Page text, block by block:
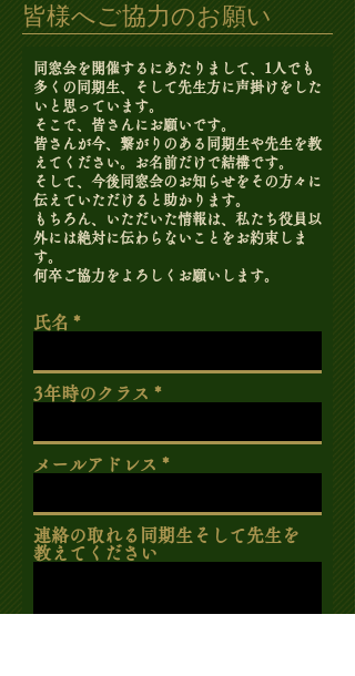
IMG_8685.jpeg
皆様へご協力のお願い
同窓会を開催するにあたりまして、1人でも
多くの同期生、そして先生方に声掛けをした
いと思っています。
そこで、皆さんにお願いです。
皆さんが今、繋がりのある同期生や先生を教
えてください。お名前だけで結構です。
そして、今後同窓会のお知らせをその方々に
伝えていただけると助かります。
もちろん、いただいた情報は、私たち役員以
外には絶対に伝わらないことをお約束しま
す。
​何卒ご協力をよろしくお願いします。
氏名
3年時のクラス
メールアドレス
連絡の取れる同期生そして先生を
教えてください